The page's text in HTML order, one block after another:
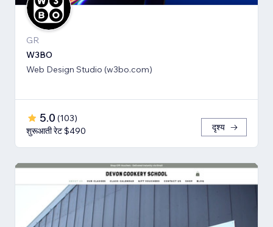
GR
W3BO
Web Design Studio (w3bo.com)
5.0 (103)
शुरूआती रेट $490
दृश्य